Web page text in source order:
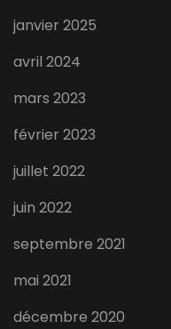
janvier 2025
avril 2024
mars 2023
février 2023
juillet 2022
juin 2022
septembre 2021
mai 2021
décembre 2020